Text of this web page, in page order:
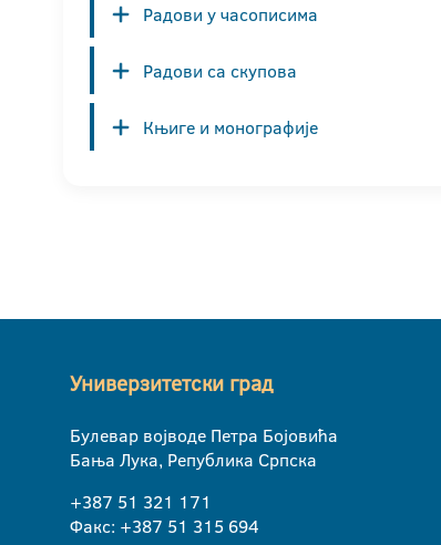
Радови у часописима
Радови са скупова
Књиге и монографије
Универзитетски град
Булевар војводе Петра Бојовића
Бања Лука, Република Српска
+387 51 321 171
Факс: +387 51 315 694